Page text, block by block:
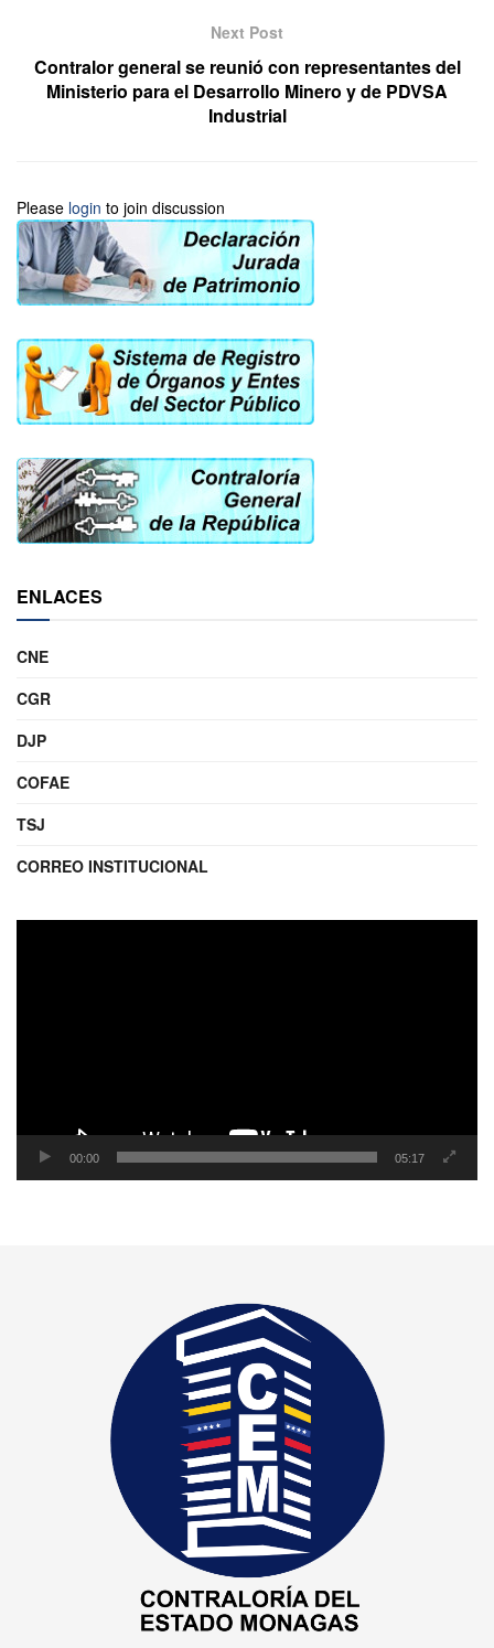
Next Post
Contralor general se reunió con representantes del
Ministerio para el Desarrollo Minero y de PDVSA
Industrial
Please login to join discussion
ENLACES
CNE
CGR
DJP
COFAE
TSJ
CORREO INSTITUCIONAL
00:00 05:17